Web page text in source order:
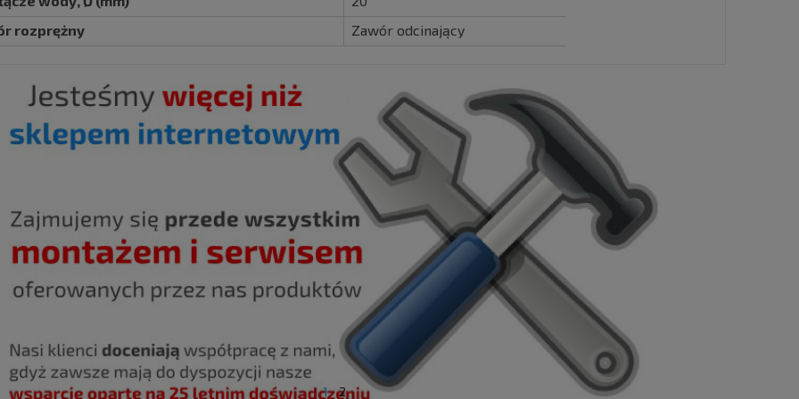
rozprężny
Zawór odcinający
1 2